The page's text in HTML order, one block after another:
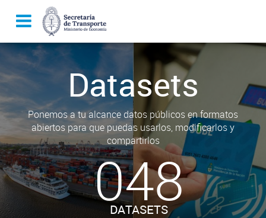
Datasets
Ponemos a tu alcance datos públicos en formatos
abiertos para que puedas usarlos, modificarlos y
compartirlos
048
DATASETS